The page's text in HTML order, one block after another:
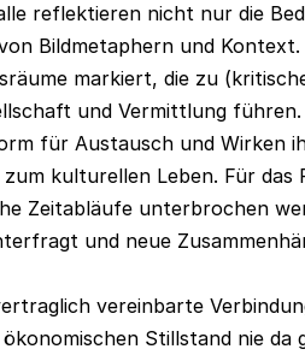
reflektieren nicht nur die
Bildmetaphern und
markiert, die zu
und Vermittlung führen.
für Austausch und Wirken
kulturellen Leben. Für das
Zeitabläufe unterbrochen
und neue
vereinbarte
Stillstand nie da